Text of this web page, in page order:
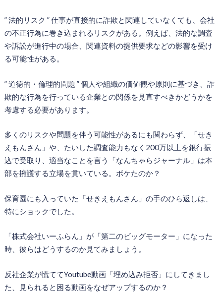
” 法的リスク ” 仕事が直接的に詐欺と関連していなくても、会社
の不正行為に巻き込まれるリスクがある。例えば、法的な調査
や訴訟が進行中の場合、関連資料の提供要求などの影響を受け
る可能性がある。
” 道徳的・倫理的問題 ” 個人や組織の価値観や原則に基づき、詐
欺的な行為を行っている企業との関係を見直すべきかどうかを
考慮する必要があります。
多くのリスクや問題を伴う可能性があるにも関わらず、「せき
えもんさん」や、たいした調査能力もなく200万以上を銀行振
込で受取り、適当なことを言う「なんちゃらジャーナル」は本
部を擁護する立場を貫いている。ボケたのか？
保育園にも入っていた「せきえもんさん」の手のひら返しは、
特にショックでした。
「株式会社いーふらん」が「第二のビッグモーター」になった
時、彼らはどうするのか見てみましょう。
反社企業が慌ててYoutube動画「埋め込み拒否」にしてきまし
た、見られると困る動画をなぜアップするのか？